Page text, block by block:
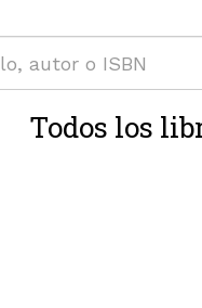
Todos los